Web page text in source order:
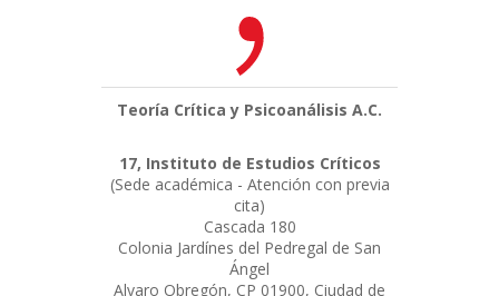
Teoría Crítica y Psicoanálisis A.C.
17, Instituto de Estudios Críticos
(Sede académica - Atención con previa
cita)
Cascada 180
Colonia Jardínes del Pedregal de San
Ángel
Alvaro Obregón, CP 01900, Ciudad de